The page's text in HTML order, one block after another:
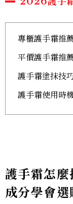
專櫃護手霜推
平價護手霜推
護手霜塗抹技
護手霜使用時
護手霜怎
成分學會選